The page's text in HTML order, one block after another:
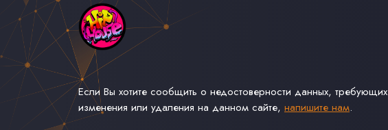
Если Вы хотите сообщить о недостоверности данных, требующих
изменения или удаления на данном сайте, напишите нам.